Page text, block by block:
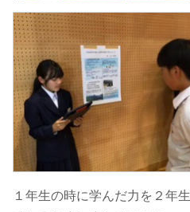
１年生の時に学んだ力を２年